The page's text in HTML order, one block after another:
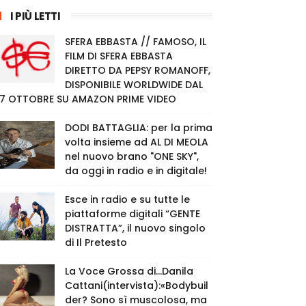
I PIÙ LETTI
SFERA EBBASTA // FAMOSO, IL
FILM DI SFERA EBBASTA
DIRETTO DA PEPSY ROMANOFF,
DISPONIBILE WORLDWIDE DAL
OTTOBRE SU AMAZON PRIME VIDEO
DODI BATTAGLIA: per la prima
volta insieme ad AL DI MEOLA
nel nuovo brano "ONE SKY",
da oggi in radio e in digitale!
Esce in radio e su tutte le
piattaforme digitali “GENTE
DISTRATTA”, il nuovo singolo
di Il Pretesto
La Voce Grossa di…Danila
Cattani(intervista):«Bodybuil
der? Sono sì muscolosa, ma